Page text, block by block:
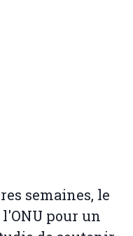
semaines, le
pour un